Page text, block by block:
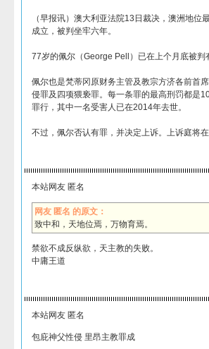
（早报讯）澳大利亚法院13日裁决，澳洲地位
成立，被判坐牢六年。
77岁的佩尔（George Pell）已在上个月底被
佩尔也是梵蒂冈原财务主管及教宗方济各前首
侵罪及四项猥亵罪。每一条罪的最高刑罚都是
罪行，其中一名受害人已在2014年去世。
不过，佩尔否认有罪，并决定上诉。上诉庭将
本站网友 匿名
网友 匿名 的原文：
致中和，天地位焉，万物育焉。
禁欲不成反纵欲，天主教的失败。
中庸王道
本站网友 匿名
包庇神父性侵 里昂主教罪成